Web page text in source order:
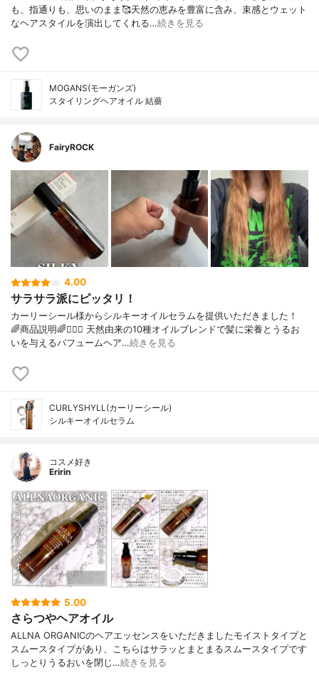
も、指通りも、思いのまま🥰天然の恵みを豊富に含み、束感とウェット
なヘアスタイルを演出してくれる…続きを見る
MOGANS(モーガンズ)
スタイリングヘアオイル 結薔
FairyROCK
4.00
サラサラ派にピッタリ！
カーリーシール様からシルキーオイルセラムを提供いただきました！
🌈商品説明🌈💇🏻‍♀️ 天然由来の10種オイルブレンドで髪に栄養とうるお
いを与えるパフュームヘア…続きを見る
CURLYSHYLL(カーリーシール)
シルキーオイルセラム
コスメ好き
Eririn
5.00
さらつやヘアオイル
ALLNA ORGANICのヘアエッセンスをいただきましたモイストタイプと
スムースタイプがあり、こちらはサラッとまとまるスムースタイプです
しっとりうるおいを閉じ…続きを見る